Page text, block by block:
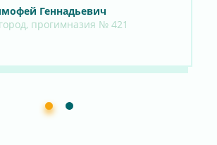
Геннадьевич
прогимназия № 421